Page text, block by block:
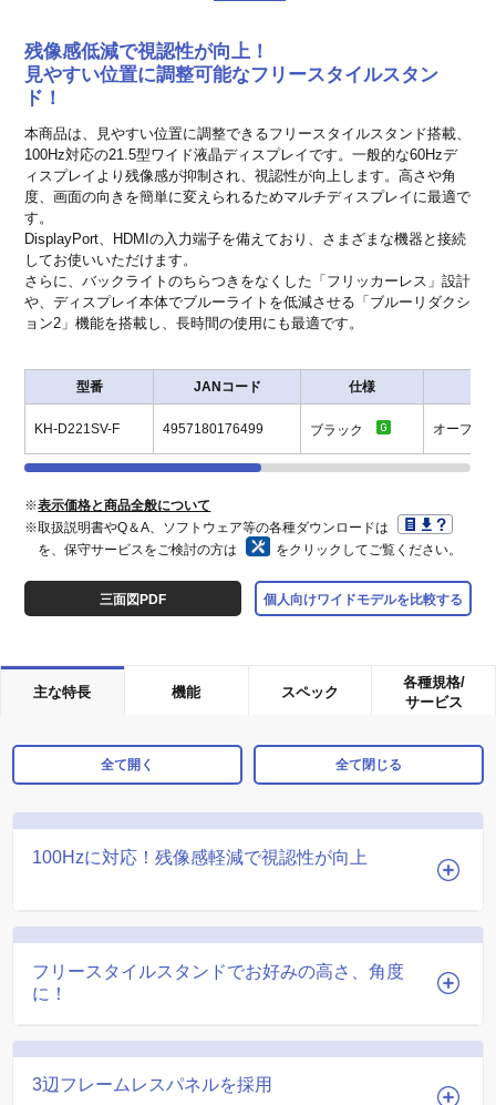
残像感低減で視認性が向上！
見やすい位置に調整可能なフリースタイルスタン
ド！
本商品は、見やすい位置に調整できるフリースタイルスタンド搭載、
100Hz対応の21.5型ワイド液晶ディスプレイです。一般的な60Hzデ
ィスプレイより残像感が抑制され、視認性が向上します。高さや角
度、画面の向きを簡単に変えられるためマルチディスプレイに最適で
す。
DisplayPort、HDMIの入力端子を備えており、さまざまな機器と接続
してお使いいただけます。
さらに、バックライトのちらつきをなくした「フリッカーレス」設計
や、ディスプレイ本体でブルーライトを低減させる「ブルーリダクシ
ョン2」機能を搭載し、長時間の使用にも最適です。
型番 JANコード 仕様
KH-D221SV-F 4957180176499 ブラック オープ
※表示価格と商品全般について
※取扱説明書やQ＆A、ソフトウェア等の各種ダウンロードは
を、保守サービスをご検討の方は
をクリックしてご覧ください。
三面図PDF 個人向けワイドモデルを比較する
主な特長 機能 スペック
各種規格/
サービス
全て開く 全て閉じる
100Hzに対応！残像感軽減で視認性が向上
フリースタイルスタンドでお好みの高さ、角度
に！
3辺フレームレスパネルを採用